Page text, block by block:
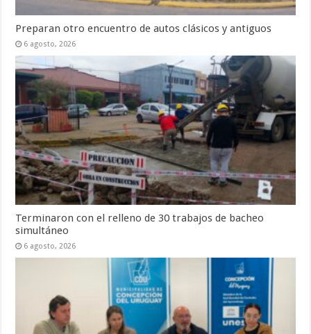
Preparan otro encuentro de autos clásicos y antiguos
6 agosto, 2026
Terminaron con el relleno de 30 trabajos de bacheo
simultáneo
6 agosto, 2026